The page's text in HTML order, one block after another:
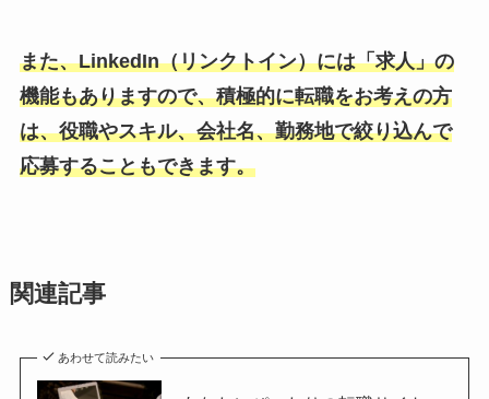
また、LinkedIn（リンクトイン）には「求人」の
機能もありますので、積極的に転職をお考えの方
は、役職やスキル、会社名、勤務地で絞り込んで
応募することもできます。
関連記事
あわせて読みたい